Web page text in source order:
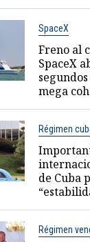
SpaceX
Freno al
SpaceX
mega
Régimen
de Cuba
Régimen